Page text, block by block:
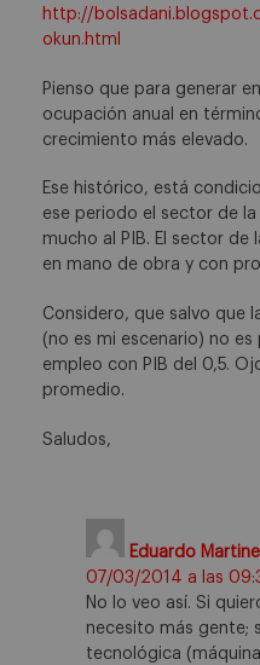
http://
okun.html
Pienso que para generar
ocupación anual en
crecimiento más elevado.
Ese histórico, está
ese periodo el sector de
mucho al PIB. El sector
en mano de obra y con
Considero, que salvo que
(no es mi escenario) no
empleo con PIB del 0,5.
promedio.
Saludos,
Eduardo
07/03/2014 a las
No lo veo así. Si
necesito más gente;
tecnológica